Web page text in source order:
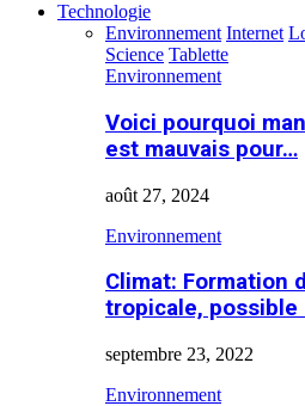
Technologie
Environnement Internet
Science Tablette
Environnement
Voici pourquoi
est mauvais pour…
août 27, 2024
Environnement
Climat: Formation
tropicale, possible
septembre 23, 2022
Environnement